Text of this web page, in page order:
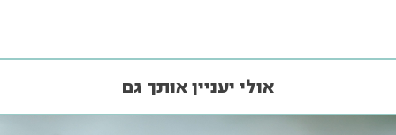
אולי יעניין אותך גם